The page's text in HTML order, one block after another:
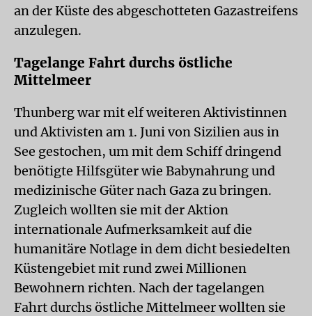
an der Küste des abgeschotteten Gazastreifens
anzulegen.
Tagelange Fahrt durchs östliche
Mittelmeer
Thunberg war mit elf weiteren Aktivistinnen
und Aktivisten am 1. Juni von Sizilien aus in
See gestochen, um mit dem Schiff dringend
benötigte Hilfsgüter wie Babynahrung und
medizinische Güter nach Gaza zu bringen.
Zugleich wollten sie mit der Aktion
internationale Aufmerksamkeit auf die
humanitäre Notlage in dem dicht besiedelten
Küstengebiet mit rund zwei Millionen
Bewohnern richten. Nach der tagelangen
Fahrt durchs östliche Mittelmeer wollten sie